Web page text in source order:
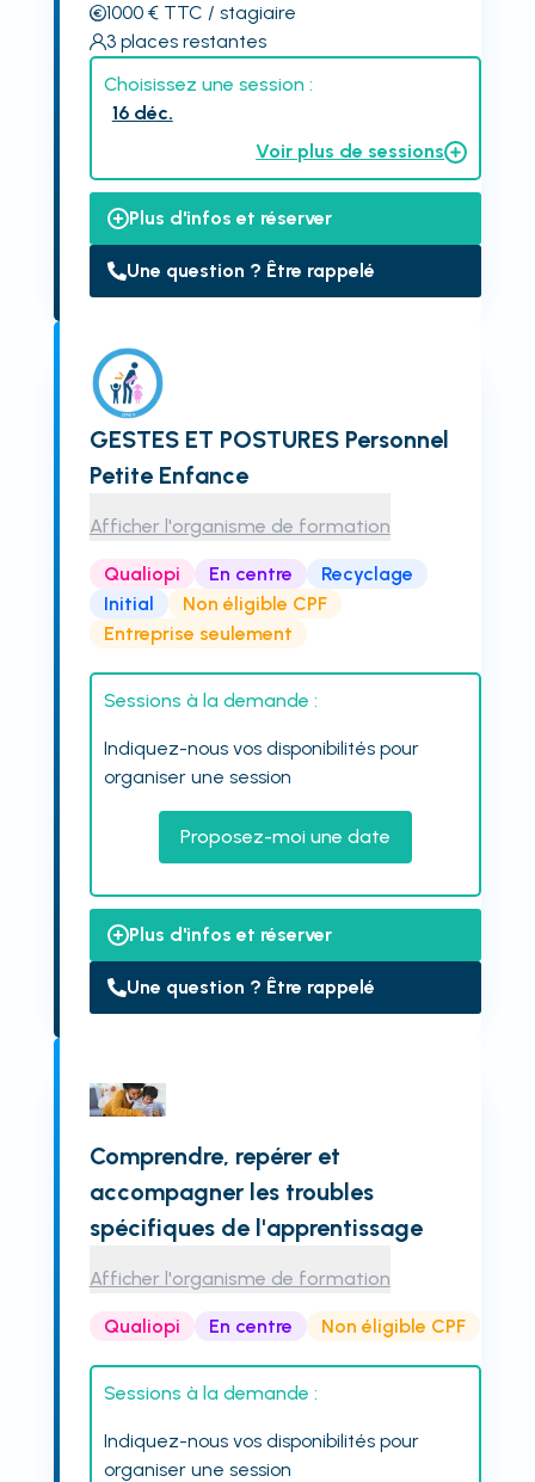
1000€ TTC / stagiaire
3 places restantes
Choisissez une session :
16 déc.
Voir plus de sessions
Plus d'infos et réserver
Une question ? Être rappelé
GESTES ET POSTURES Personnel
Petite Enfance
Afficher l'organisme de formation
Qualiopi En centre
Recyclage
Initial
Non éligible CPF
Entreprise seulement
Sessions à la demande :
Indiquez-nous vos disponibilités pour
organiser une session
Proposez-moi une date
Plus d'infos et réserver
Une question ? Être rappelé
Comprendre, repérer et
accompagner les troubles
spécifiques de l'apprentissage
Afficher l'organisme de formation
Qualiopi En centre Non éligible CPF
Sessions à la demande :
Indiquez-nous vos disponibilités pour
organiser une session